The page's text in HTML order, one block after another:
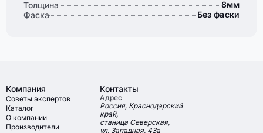
Толщина
8мм
Фаска
Без фаски
Компания
Советы экспертов
Каталог
О компании
Производители
Контакты
Адрес
Россия, Краснодарский
край,
станица Северская,
ул. Западная, 43а